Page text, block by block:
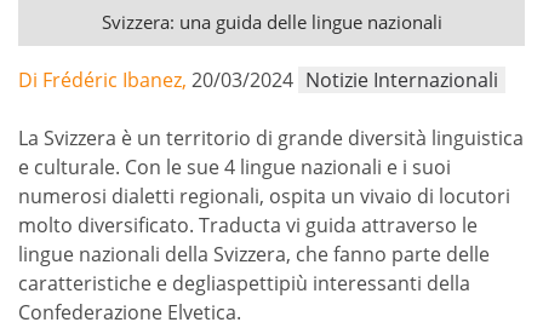
Svizzera: una guida delle lingue nazionali
Di Frédéric Ibanez, 20/03/2024 Notizie Internazionali
La Svizzera è un territorio di grande diversità linguistica
e culturale. Con le sue 4 lingue nazionali e i suoi
numerosi dialetti regionali, ospita un vivaio di locutori
molto diversificato. Traducta vi guida attraverso le
lingue nazionali della Svizzera, che fanno parte delle
caratteristiche e degliaspettipiù interessanti della
Confederazione Elvetica.